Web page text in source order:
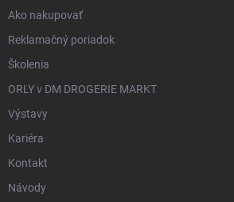
Ako nakupovať
Reklamačný poriadok
Školenia
ORLY v DM DROGERIE MARKT
Výstavy
Kariéra
Kontakt
Návody